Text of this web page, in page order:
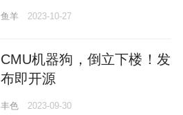
机智妙语连珠
鱼羊 2023-10-27
CMU机器狗，倒立下楼！发
布即开源
丰色 2023-09-30